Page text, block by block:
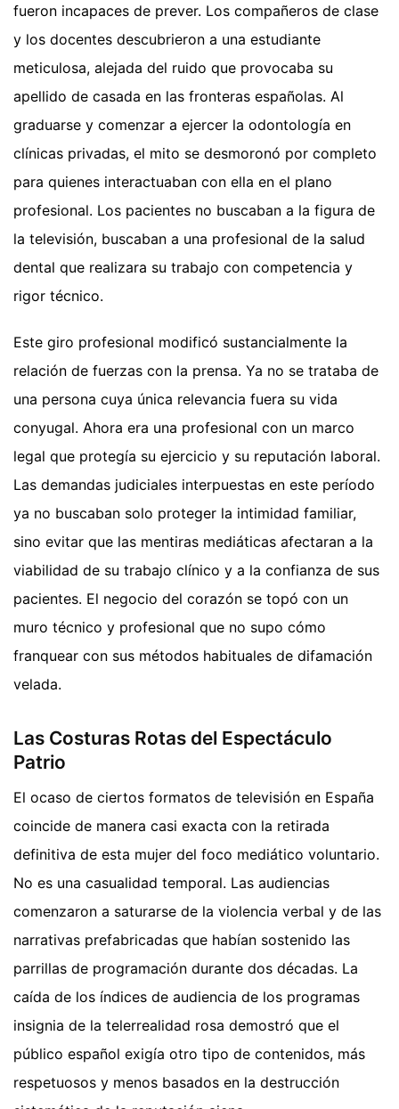
fueron incapaces de prever. Los compañeros de clase
y los docentes descubrieron a una estudiante
meticulosa, alejada del ruido que provocaba su
apellido de casada en las fronteras españolas. Al
graduarse y comenzar a ejercer la odontología en
clínicas privadas, el mito se desmoronó por completo
para quienes interactuaban con ella en el plano
profesional. Los pacientes no buscaban a la figura de
la televisión, buscaban a una profesional de la salud
dental que realizara su trabajo con competencia y
rigor técnico.
Este giro profesional modificó sustancialmente la
relación de fuerzas con la prensa. Ya no se trataba de
una persona cuya única relevancia fuera su vida
conyugal. Ahora era una profesional con un marco
legal que protegía su ejercicio y su reputación laboral.
Las demandas judiciales interpuestas en este período
ya no buscaban solo proteger la intimidad familiar,
sino evitar que las mentiras mediáticas afectaran a la
viabilidad de su trabajo clínico y a la confianza de sus
pacientes. El negocio del corazón se topó con un
muro técnico y profesional que no supo cómo
franquear con sus métodos habituales de difamación
velada.
Las Costuras Rotas del Espectáculo
Patrio
El ocaso de ciertos formatos de televisión en España
coincide de manera casi exacta con la retirada
definitiva de esta mujer del foco mediático voluntario.
No es una casualidad temporal. Las audiencias
comenzaron a saturarse de la violencia verbal y de las
narrativas prefabricadas que habían sostenido las
parrillas de programación durante dos décadas. La
caída de los índices de audiencia de los programas
insignia de la telerrealidad rosa demostró que el
público español exigía otro tipo de contenidos, más
respetuosos y menos basados en la destrucción